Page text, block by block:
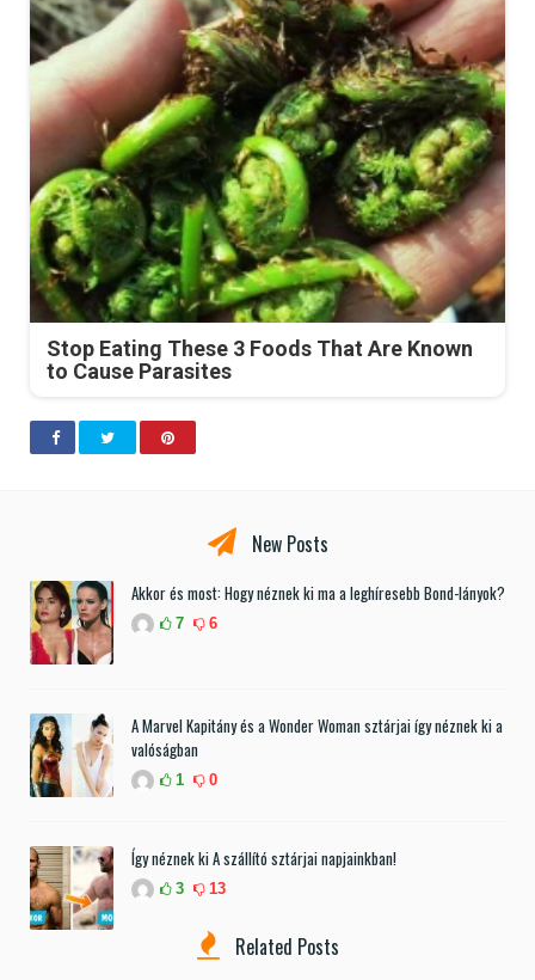
Stop Eating These 3 Foods That Are Known
to Cause Parasites
New Posts
Akkor és most: Hogy néznek ki ma a leghíresebb Bond-lányok?
7 6
A Marvel Kapitány és a Wonder Woman sztárjai így néznek ki a
valóságban
1 0
Így néznek ki A szállító sztárjai napjainkban!
3 13
Related Posts